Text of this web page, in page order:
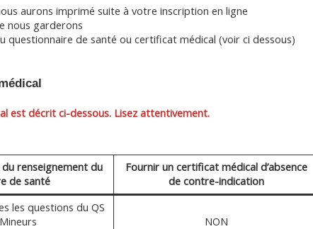
aurons imprimé suite à votre inscription en ligne
nous garderons
questionnaire de santé ou certificat médical (voir ci dessous)
est décrit ci-dessous. Lisez attentivement.
renseignement du
de santé
Fournir un certificat médical d’absence
de contre-indication
les questions du QS
NON